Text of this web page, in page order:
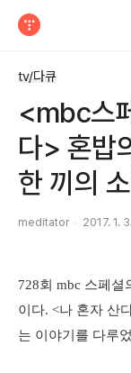
tv/다큐
<mbc스
다> 혼밥
한 끼의
meditator 2017. 1.
728회 mbc 스페셜
이다. <나 혼자 산
는 이야기를 다루